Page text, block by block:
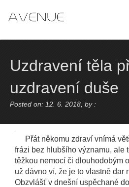
Uzdravení těla
uzdravení duše
Posted on: 12. 6. 2018, by :
Přát někomu zdraví vnímá
frázi bez hlubšího významu, ale
těžkou nemocí či dlouhodobým
už dávno ví, že je to vlastně dar
Obzvlášť v dnešní uspěchané